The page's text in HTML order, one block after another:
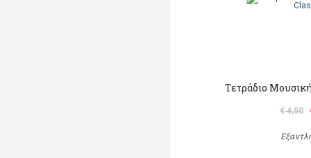
Τετράδιο
€ 4,50